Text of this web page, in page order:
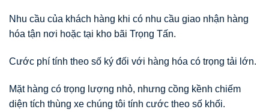
Nhu cầu của khách hàng khi có nhu cầu giao nhận hàng
hóa tận nơi hoặc tại kho bãi Trọng Tấn.
Cước phí tính theo số ký đối với hàng hóa có trọng tải lớn.
Mặt hàng có trọng lượng nhỏ, nhưng cồng kềnh chiếm
diện tích thùng xe chúng tôi tính cước theo số khối.